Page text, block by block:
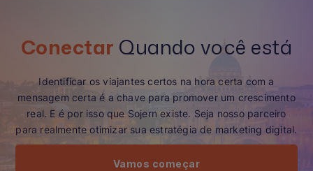
Conectar Quando você está
Identificar os viajantes certos na hora certa com a
mensagem certa é a chave para promover um crescimento
real. E é por isso que Sojern existe. Seja nosso parceiro
para realmente otimizar sua estratégia de marketing digital.
Vamos começar